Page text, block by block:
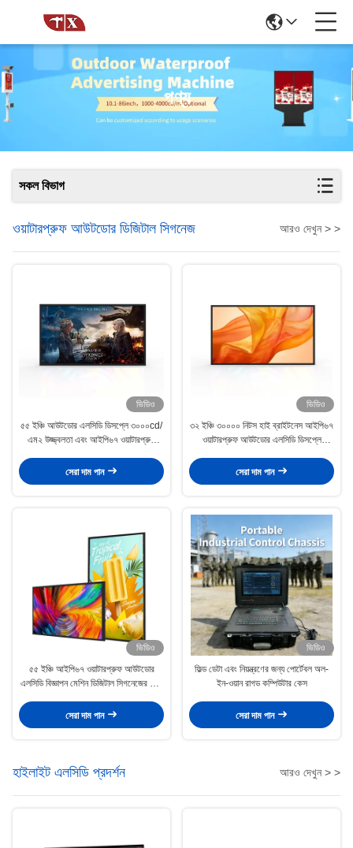
পণ্য
সকল বিভাগ
ওয়াটারপ্রুফ আউটডোর ডিজিটাল সিগনেজ আরও দেখুন > >
ভিডিও
৫৫ ইঞ্চি আউটডোর এলসিডি ডিসপ্লে ৩০০০cd/
এম২ উজ্জ্বলতা এবং আইপি৬৭ ওয়াটারপ্রুফ
সেরা দাম পান
ভিডিও
৩২ ইঞ্চি ৩০০০০ নিটস হাই ব্রাইটনেস আইপি৬৭
ওয়াটারপ্রুফ আউটডোর এলসিডি ডিসপ্লে
সেরা দাম পান
ভিডিও
৫৫ ইঞ্চি আইপি৬৭ ওয়াটারপ্রুফ আউটডোর
এলসিডি বিজ্ঞাপন মেশিন ডিজিটাল সিগনেজের জন্য
সেরা দাম পান
ভিডিও
ফিল্ড ডেটা এবং নিয়ন্ত্রণের জন্য পোর্টেবল অল-
ইন-ওয়ান রাগড কম্পিউটার কেস
সেরা দাম পান
হাইলাইট এলসিডি প্রদর্শন আরও দেখুন > >